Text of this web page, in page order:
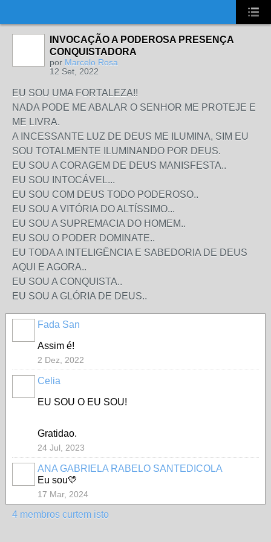
INVOCAÇÃO A PODEROSA PRESENÇA
CONQUISTADORA
por Marcelo Rosa
12 Set, 2022
EU SOU UMA FORTALEZA!!
NADA PODE ME ABALAR O SENHOR ME PROTEJE E
ME LIVRA.
A INCESSANTE LUZ DE DEUS ME ILUMINA, SIM EU
SOU TOTALMENTE ILUMINANDO POR DEUS.
EU SOU A CORAGEM DE DEUS MANISFESTA..
EU SOU INTOCÁVEL...
EU SOU COM DEUS TODO PODEROSO..
EU SOU A VITÓRIA DO ALTÍSSIMO...
EU SOU A SUPREMACIA DO HOMEM..
EU SOU O PODER DOMINATE..
EU TODA A INTELIGÊNCIA E SABEDORIA DE DEUS
AQUI E AGORA..
EU SOU A CONQUISTA..
EU SOU A GLÓRIA DE DEUS..
Fada San
Assim é!
2 Dez, 2022
Celia
EU SOU O EU SOU!
Gratidao.
24 Jul, 2023
ANA GABRIELA RABELO SANTEDICOLA
Eu sou💛
17 Mar, 2024
4 membros curtem isto